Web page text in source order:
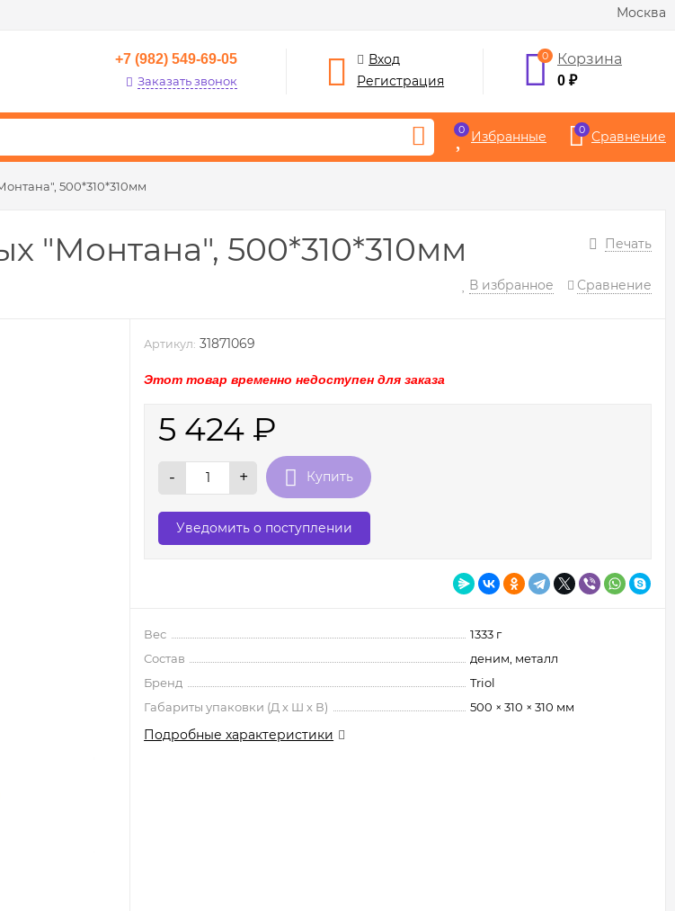
Москва
+7 (982) 549-69-05
Заказать звонок
Вход
Регистрация
0 Корзина
0₽
0 Избранные 0 Сравнение
500*310*310мм
Печать
"Монтана", 500*310*310мм
В избранное Сравнение
Артикул: 31871069
Этот товар временно недоступен для заказа
5 424 ₽
- + Купить
Уведомить о поступлении
Вес
1333 г
Состав
деним, металл
Бренд
Triol
Габариты упаковки (Д х Ш х В)
500 × 310 × 310 мм
Подробные характеристики